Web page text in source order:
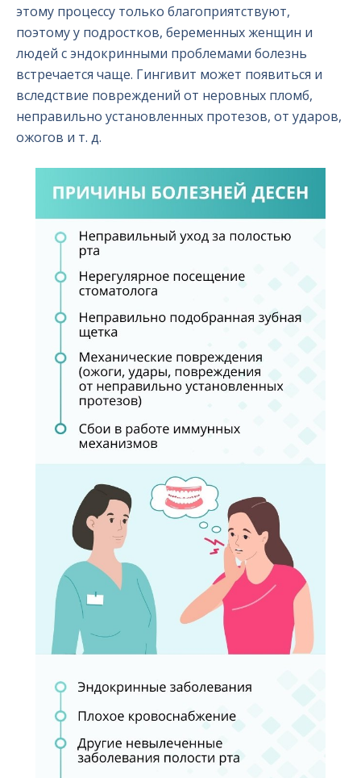
этому процессу только благоприятствуют,
поэтому у подростков, беременных женщин и
людей с эндокринными проблемами болезнь
встречается чаще. Гингивит может появиться и
вследствие повреждений от неровных пломб,
неправильно установленных протезов, от ударов,
ожогов и т. д.